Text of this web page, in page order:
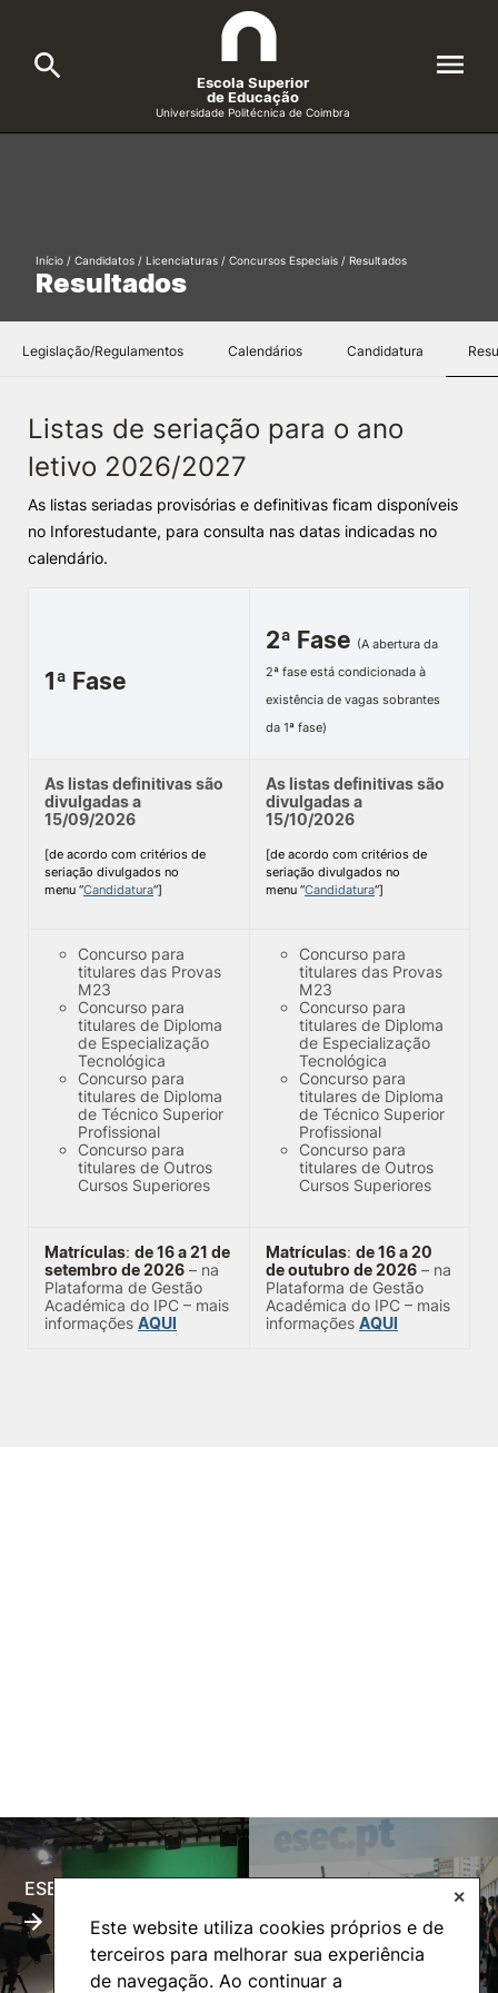
Este website utiliza cookies próprios e de
terceiros para melhorar sua experiência
de navegação. Ao continuar a
✕
Candidatos
Docentes
Investigação e Projetos
Alunos
Knowledge Factory
©2026 Instituto Politécnico de Coimbra. Todos os direitos reservados.
Escola Superior
de Educação
Universidade Politécnica de Coimbra
Formative Offer General
Search
Resultados
Início / Candidatos / Licenciaturas / Concursos Especiais / Resultados
Legislação/Regulamentos Calendários Candidatura
Listas de seriação para o ano
letivo 2026/2027
As listas seriadas provisórias e definitivas ficam disponíveis
no Inforestudante, para consulta nas datas indicadas no
calendário.
1ª Fase
2ª Fase (A abertura da
2ª fase está condicionada à
existência de vagas sobrantes
da 1ª fase)
As listas definitivas são
divulgadas a
15/09/2026
[de acordo com critérios de
seriação divulgados no
menu “Candidatura“]
As listas definitivas são
divulgadas a
15/10/2026
[de acordo com critérios de
seriação divulgados no
menu “Candidatura“]
Concurso para
titulares das Provas
M23
Concurso para
titulares de Diploma
de Especialização
Tecnológica
Concurso para
titulares de Diploma
de Técnico Superior
Profissional
Concurso para
titulares de Outros
Cursos Superiores
Concurso para
titulares das Provas
M23
Concurso para
titulares de Diploma
de Especialização
Tecnológica
Concurso para
titulares de Diploma
de Técnico Superior
Profissional
Concurso para
titulares de Outros
Cursos Superiores
Matrículas: de 16 a 21 de
setembro de 2026 – na
Plataforma de Gestão
Académica do IPC – mais
informações AQUI
Matrículas: de 16 a 20
de outubro de 2026 – na
Plataforma de Gestão
Académica do IPC – mais
informações AQUI
ESECTV